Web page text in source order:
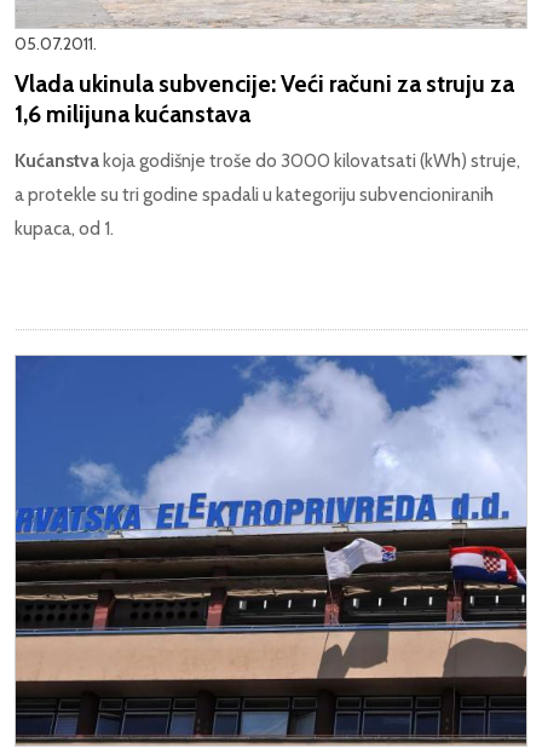
05.07.2011.
Vlada ukinula subvencije: Veći računi za struju za
1,6 milijuna kućanstava
Kućanstva koja godišnje troše do 3000 kilovatsati (kWh) struje,
a protekle su tri godine spadali u kategoriju subvencioniranih
kupaca, od 1.